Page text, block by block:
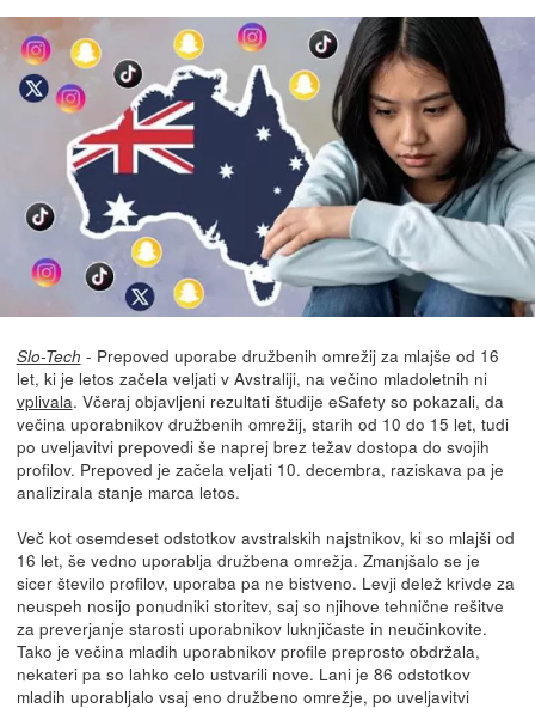
Slo-Tech - Prepoved uporabe družbenih omrežij za mlajše od 16
let, ki je letos začela veljati v Avstraliji, na večino mladoletnih ni
vplivala. Včeraj objavljeni rezultati študije eSafety so pokazali, da
večina uporabnikov družbenih omrežij, starih od 10 do 15 let, tudi
po uveljavitvi prepovedi še naprej brez težav dostopa do svojih
profilov. Prepoved je začela veljati 10. decembra, raziskava pa je
analizirala stanje marca letos.
Več kot osemdeset odstotkov avstralskih najstnikov, ki so mlajši od
16 let, še vedno uporablja družbena omrežja. Zmanjšalo se je
sicer število profilov, uporaba pa ne bistveno. Levji delež krivde za
neuspeh nosijo ponudniki storitev, saj so njihove tehnične rešitve
za preverjanje starosti uporabnikov luknjičaste in neučinkovite.
Tako je večina mladih uporabnikov profile preprosto obdržala,
nekateri pa so lahko celo ustvarili nove. Lani je 86 odstotkov
mladih uporabljalo vsaj eno družbeno omrežje, po uveljavitvi